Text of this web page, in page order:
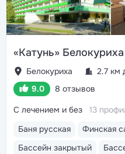
«Катунь»
Белокуриха
2.7 км
9.0
8 отзывов
Баня русская Финская
Бассейн закрытый
С лечением и без 13